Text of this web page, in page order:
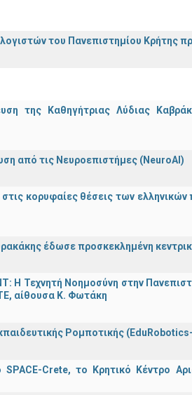
του Πανεπιστημίου Κρήτης
της Καθηγήτριας Λύδιας
από τις Νευροεπιστήμες (NeuroAI)
κορυφαίες θέσεις των
έδωσε προσκεκλημένη
Η Τεχνητή Νοημοσύνη στην
αίθουσα Κ. Φωτάκη
Ρομποτικής
Crete, το Κρητικό Κέντρο